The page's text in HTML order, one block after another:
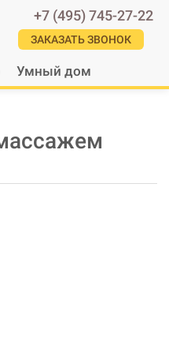
+7 (495) 745-27-22
ЗАКАЗАТЬ ЗВОНОК
Умный дом